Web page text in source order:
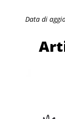
Data di